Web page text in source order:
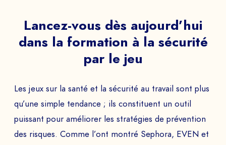
Lancez-vous dès aujourd’hui
dans la formation à la sécurité
par le jeu
Les jeux sur la santé et la sécurité au travail sont plus
qu’une simple tendance ; ils constituent un outil
puissant pour améliorer les stratégies de prévention
des risques. Comme l’ont montré Sephora, EVEN et